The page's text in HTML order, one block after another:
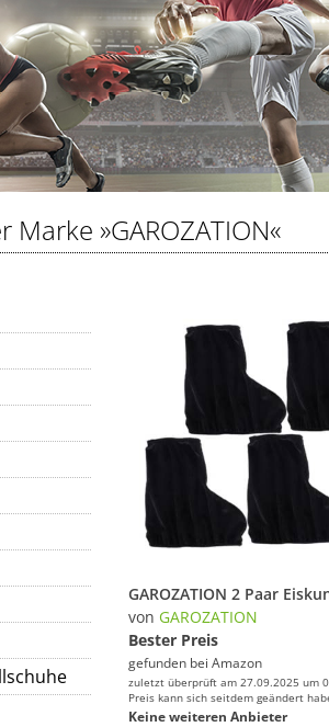
Marke »GAROZATION«
von GAROZATION
Bester Preis
gefunden bei Amazon
zuletzt überprüft am 27.09.2025 um
Preis kann sich seitdem geändert
Keine weiteren Anbieter